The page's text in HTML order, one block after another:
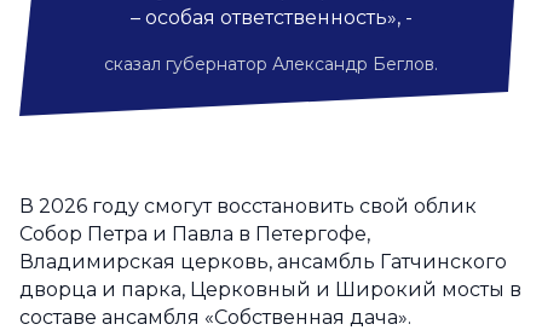
– особая ответственность», -
сказал губернатор Александр Беглов.
В 2026 году смогут восстановить свой облик
Собор Петра и Павла в Петергофе,
Владимирская церковь, ансамбль Гатчинского
дворца и парка, Церковный и Широкий мосты в
составе ансамбля «Собственная дача».